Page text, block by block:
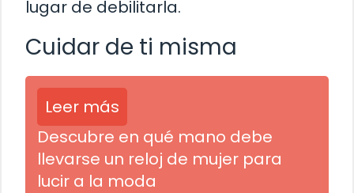
lugar de debilitarla.
Cuidar de ti misma
Leer más
Descubre en qué mano debe
llevarse un reloj de mujer para
lucir a la moda